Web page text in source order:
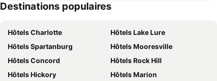
Destinations populaires
Hôtels Charlotte
Hôtels Lake Lure
Hôtels Spartanburg
Hôtels Mooresville
Hôtels Concord
Hôtels Rock Hill
Hôtels Hickory
Hôtels Marion